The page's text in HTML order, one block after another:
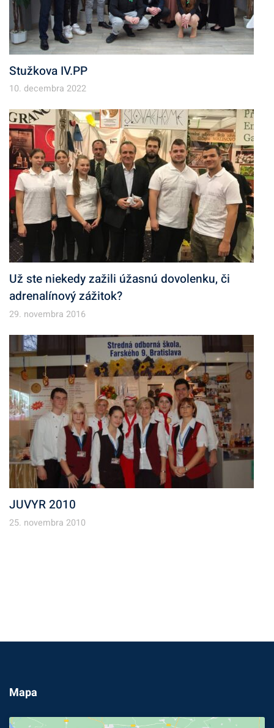
Stužkova IV.PP
10. decembra 2022
Už ste niekedy zažili úžasnú dovolenku, či
adrenalínový zážitok?
29. novembra 2016
JUVYR 2010
25. novembra 2010
Mapa